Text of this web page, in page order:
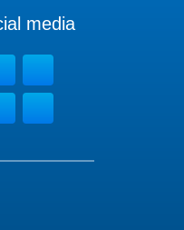
media